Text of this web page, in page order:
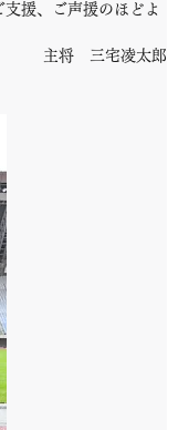
援、ご声援のほどよ
主将　三宅凌太郎